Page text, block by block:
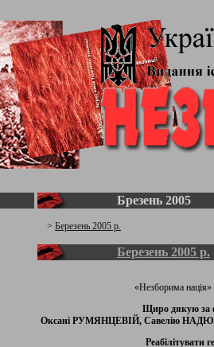
Брезень 2005
> Березень 2005 р.
Березень 2005 р.
«Незборима
Щиро дякую за
Оксані РУМЯНЦЕВІЙ, Савелію
Реабілітувати